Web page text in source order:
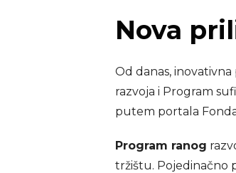
Nova
Od danas,
razvoja i Program
putem portala
Program ranog
tržištu. Pojedinačno